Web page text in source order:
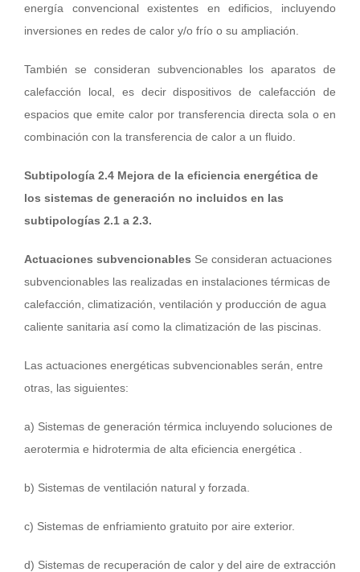
energía convencional existentes en edificios, incluyendo
inversiones en redes de calor y/o frío o su ampliación.
También se consideran subvencionables los aparatos de
calefacción local, es decir dispositivos de calefacción de
espacios que emite calor por transferencia directa sola o en
combinación con la transferencia de calor a un fluido.
Subtipología 2.4 Mejora de la eficiencia energética de
los sistemas de generación no incluidos en las
subtipologías 2.1 a 2.3.
Actuaciones subvencionables Se consideran actuaciones
subvencionables las realizadas en instalaciones térmicas de
calefacción, climatización, ventilación y producción de agua
caliente sanitaria así como la climatización de las piscinas.
Las actuaciones energéticas subvencionables serán, entre
otras, las siguientes:
a) Sistemas de generación térmica incluyendo soluciones de
aerotermia e hidrotermia de alta eficiencia energética .
b) Sistemas de ventilación natural y forzada.
c) Sistemas de enfriamiento gratuito por aire exterior.
d) Sistemas de recuperación de calor y del aire de extracción